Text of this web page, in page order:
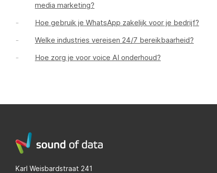
media marketing?
Hoe gebruik je WhatsApp zakelijk voor je bedrijf?
Welke industries vereisen 24/7 bereikbaarheid?
Hoe zorg je voor voice AI onderhoud?
Karl Weisbardstraat 241